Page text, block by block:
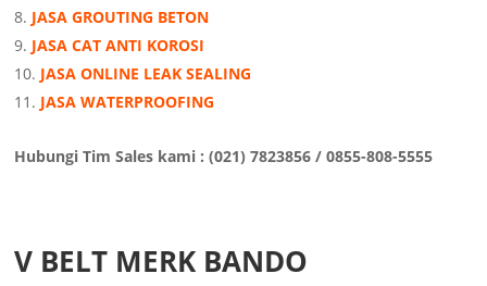
JASA GROUTING BETON
JASA CAT ANTI KOROSI
JASA ONLINE LEAK SEALING
JASA WATERPROOFING
Hubungi Tim Sales kami : (021) 7823856 / 0855-808-5555
V BELT MERK BANDO